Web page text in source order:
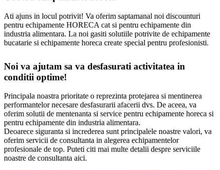
Ati ajuns in locul potrivit! Va oferim saptamanal noi discounturi
pentru echipamente HORECA cat si pentru echipamente din
industria alimentara. La noi gasiti solutiile potrivite de echipamente
bucatarie si echipamente horeca create special pentru profesionisti.
Noi va ajutam sa va desfasurati activitatea in
conditii optime!
Principala noastra prioritate o reprezinta protejarea si mentinerea
performantelor necesare desfasurarii afacerii dvs. De aceea, va
oferim solutii de mentenanta si service pentru echipamente horeca si
pentru echipamente din industria alimentara.
Deoarece siguranta si increderea sunt principalele noastre valori, va
oferim servicii de consultanta in alegerea echipamentelor
profesionale de top. Puteti citi mai multe detalii despre serviciile
noastre de consultanta aici.